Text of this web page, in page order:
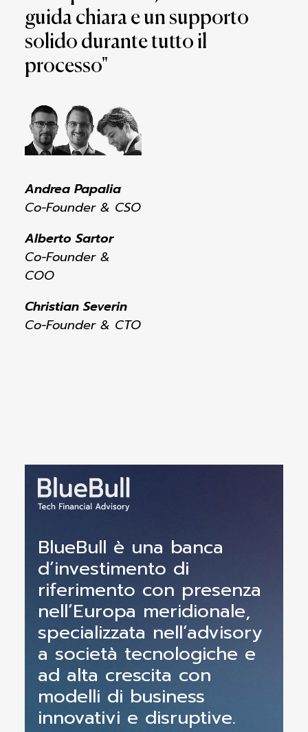
guida chiara e un supporto
solido durante tutto il
processo"
Andrea Papalia
Co-Founder & CSO
Alberto Sartor
Co-Founder &
COO
Christian Severin
Co-Founder & CTO
BlueBull è una banca
d’investimento di
riferimento con presenza
nell’Europa meridionale,
specializzata nell’advisory
a società tecnologiche e
ad alta crescita con
modelli di business
innovativi e disruptive.